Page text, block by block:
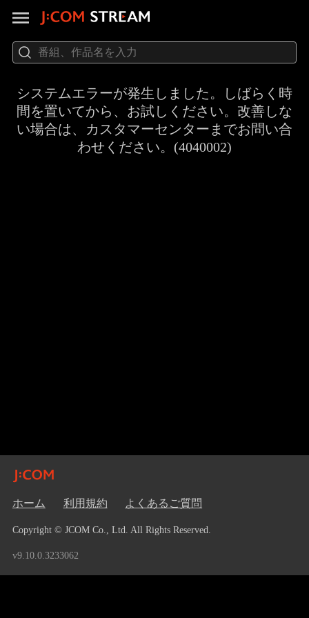
システムエラーが発生しました。しばらく時
間を置いてから、お試しください。改善しな
い場合は、カスタマーセンターまでお問い合
わせください。(4040002)
ホーム 利用規約 よくあるご質問
Copyright © JCOM Co., Ltd. All Rights Reserved.
v9.10.0.3233062